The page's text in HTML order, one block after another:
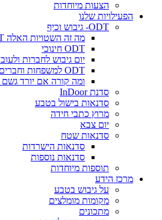
הצעות מיוחדות
הפעילויות שלנו
ODT- גיבוש וכיף
מה זה השטויות האלה ODT?
ODT חינוכי
יום גיבוש לחברות
ODT למשפחות וחברים
ומה קורה אם יורד
סדנת InDoor
סדנאות בישול בטבע
מרוץ כתבי חידה
יום צבא
סדנאות שטח
סדנאות הישרדות
סדנאות נוספות
תוספות מיוחדות
מרכז הידע
על גיבוש בטבע
מקומות מומלצים
מתכונים